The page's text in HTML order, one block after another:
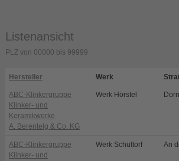
Listenansicht
PLZ von 00000 bis 99999
Hersteller Werk
ABC-Klinkergruppe
Klinker- und
Keramikwerke
A. Berentelg & Co. KG
Werk Hörstel
ABC-Klinkergruppe
Klinker- und
Werk Schüttorf An